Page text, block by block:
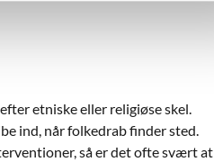
etniske eller religiøse skel.
ind, når folkedrab finder sted.
så er det ofte svært at